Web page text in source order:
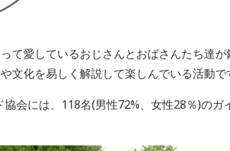
て愛しているおじさんとおばさんたち達
文化を易しく解説して楽しんでいる活動で
会には、 118名(男性72%、 女性28％)のガ